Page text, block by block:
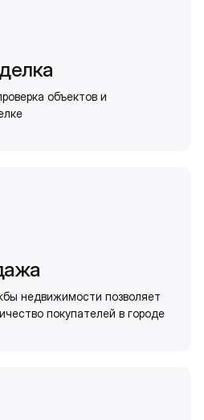
объектов и
недвижимости позволяет
покупателей в городе